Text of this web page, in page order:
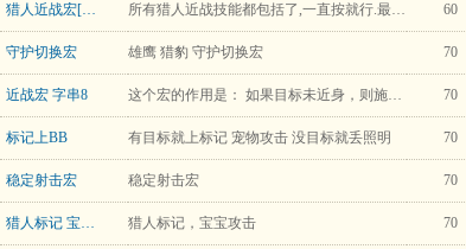
猎人近战宏[Ж承诺Ж ] 所有猎人近战技能都包括了,一直按就行.最后一行的意思:如果对方身上已有摔绊效果的话，就只用1级搅拌;如果无,则用3级搅拌.(省蓝) 60
守护切换宏 雄鹰 猎豹 守护切换宏 70
近战宏 字串8 这个宏的作用是： 如果目标未近身，则施放自动射击， 若目标近身，则顺次施放猛禽+摔绊，5秒后/脱离战斗/切换目标的情况下重置，同时猫鼬或者反击可用时施放相应技能 经过一下午的反复测试与改良， 加上fattyjelly的帮助，这个宏已经相当完美了，基本不会出现卡技能的情况。 之前我担心由于猛禽施放失败之类的原因会导致摔绊无法施放， 但是通过在卡拉赞骷髅级怪身上试验暂时还没有发现有此问题。 so， 大家放心使用吧， 即使会因为不可预料之情况出现摔绊不能，那可能性也是极小的。 注：这个宏唯一的一点小小不足，就是反击和摔绊同时可用的时候，不能优先施放反击，这个希望日后 70
标记上BB 有目标就上标记 宠物攻击 没目标就丢照明 70
稳定射击宏 稳定射击宏 70
猎人标记 宝宝攻击 猎人标记，宝宝攻击 70